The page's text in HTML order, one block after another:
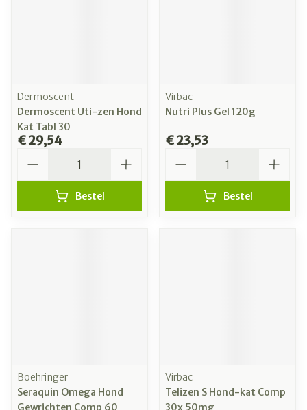
Dermoscent
Dermoscent Uti-zen Hond
Kat Tabl 30
€ 29,54
Bestel
Virbac
Nutri Plus Gel 120g
€ 23,53
Bestel
Boehringer
Seraquin Omega Hond
Gewrichten Comp 60
Virbac
Telizen S Hond-kat Comp
30x 50mg